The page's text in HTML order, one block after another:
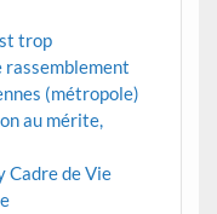
trop
rassemblement
(métropole)
au mérite,
Cadre de Vie